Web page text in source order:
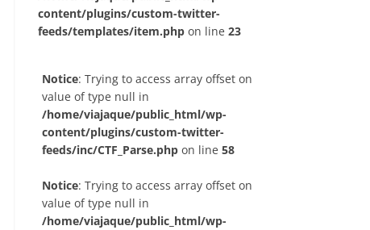
content/plugins/custom-twitter-
feeds/templates/item.php on line 23
Notice: Trying to access array offset on
value of type null in
/home/viajaque/public_html/wp-
content/plugins/custom-twitter-
feeds/inc/CTF_Parse.php on line 58
Notice: Trying to access array offset on
value of type null in
/home/viajaque/public_html/wp-